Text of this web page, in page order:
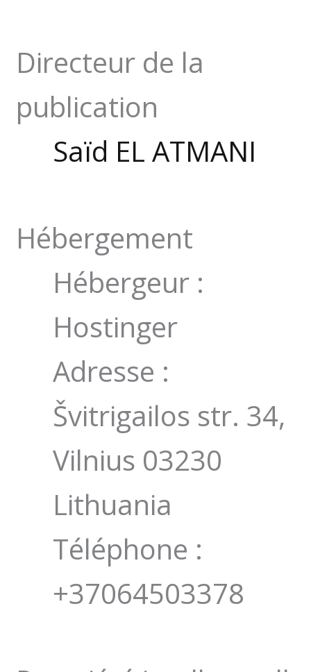
Directeur de la
publication
Saïd EL ATMANI
Hébergement
Hébergeur :
Hostinger
Adresse :
Švitrigailos str. 34,
Vilnius 03230
Lithuania
Téléphone :
+37064503378